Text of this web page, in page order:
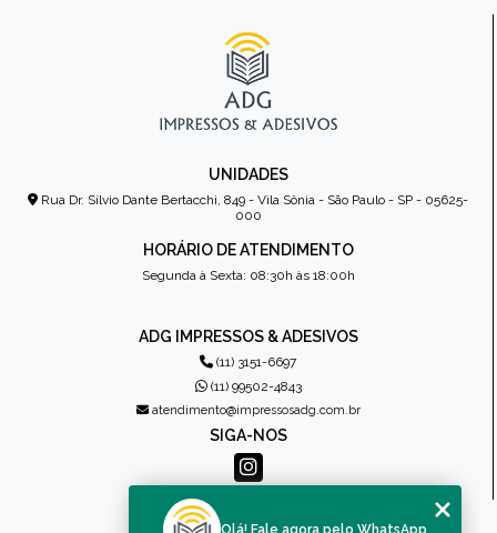
UNIDADES
Rua Dr. Sílvio Dante Bertacchi, 849 - Vila Sônia - São Paulo - SP - 05625-
000
HORÁRIO DE ATENDIMENTO
Segunda à Sexta: 08:30h às 18:00h
ADG IMPRESSOS & ADESIVOS
(11) 3151-6697
(11) 99502-4843
atendimento@impressosadg.com.br
SIGA-NOS
MENU
Olá! Fale agora pelo WhatsApp